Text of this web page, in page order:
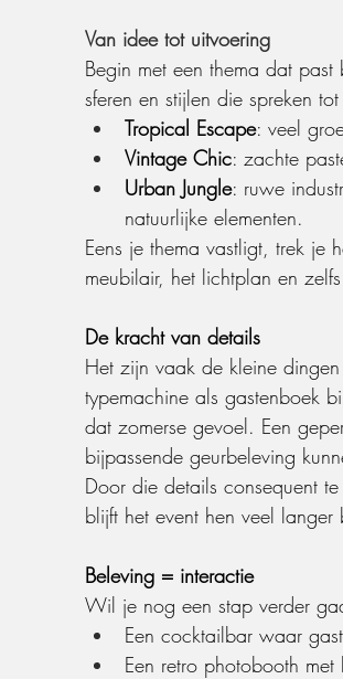
Van idee tot uitvoering
Begin met een thema dat
sferen en stijlen die spreken
Tropical Escape: veel
Vintage Chic: zachte
Urban Jungle: ruwe
natuurlijke elementen.
Eens je thema vastligt, trek je
meubilair, het lichtplan en
De kracht van details
Het zijn vaak de kleine
typemachine als gastenboek
dat zomerse gevoel. Een
bijpassende geurbeleving
Door die details consequent
blijft het event hen veel langer
Beleving = interactie
Wil je nog een stap verder
Een cocktailbar waar
Een retro photobooth